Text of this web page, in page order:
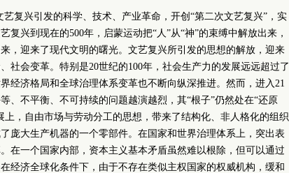
艺复兴引发的科学、技术、产业革命，开创“第二次文艺复兴”，实
复兴到现在的500年，启蒙运动把“人”从“神”的束缚中解放出来，
，迎来了现代文明的曙光。文艺复兴所引发的思想的解放，迎来
社会变革。特别是20世纪的100年，社会生产力的发展远远超过了
经济格局和全球治理体系变革也不断向纵深推进。然而，进入21
、不平衡、不可持续的问题越演越烈，其“根子”仍然处在“还原
上，自由市场与劳动分工的思想，带来了结构化、非人格化的组织
庞大生产机器的一个零部件。在国家和世界治理体系上，突出表
在一个国家内部，资本主义基本矛盾虽然难以根除，但可以通过
经济全球化条件下，由于不存在类似主权国家的权威机构，缓和